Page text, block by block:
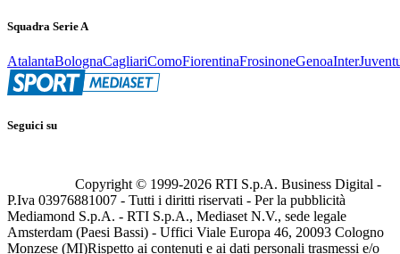
Squadra Serie A
AtalantaBolognaCagliariComoFiorentinaFrosinoneGenoaInter
Seguici su
Copyright © 1999-2026 RTI S.p.A. Business Digital -
P.Iva 03976881007 - Tutti i diritti riservati - Per la pubblicità
Mediamond S.p.A. - RTI S.p.A., Mediaset N.V., sede legale
Amsterdam (Paesi Bassi) - Uffici Viale Europa 46, 20093 Cologno
Monzese (MI)Rispetto ai contenuti e ai dati personali trasmessi e/o